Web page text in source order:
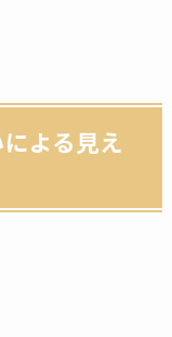
よる見え